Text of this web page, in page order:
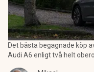
Det bästa begagnade köp
Audi A6 enligt två helt